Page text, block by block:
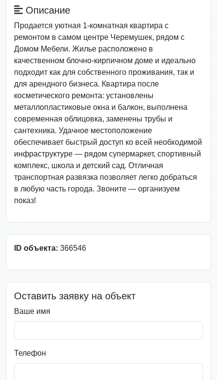
Описание
Продается уютная 1-комнатная квартира с
ремонтом в самом центре Черемушек, рядом с
Домом Мебели. Жилье расположено в
качественном блочно-кирпичном доме и идеально
подходит как для собственного проживания, так и
для арендного бизнеса. Квартира после
косметического ремонта: установлены
металлопластиковые окна и балкон, выполнена
современная облицовка, заменены трубы и
сантехника. Удачное местоположение
обеспечивает быстрый доступ ко всей необходимой
инфраструктуре — рядом супермаркет, спортивный
комплекс, школа и детский сад. Отличная
транспортная развязка позволяет легко добраться
в любую часть города. Звоните — организуем
показ!
ID объекта: 366546
Оставить заявку на объект
Ваше имя
Телефон